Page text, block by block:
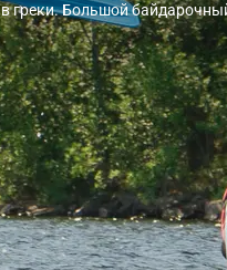
греки. Большой